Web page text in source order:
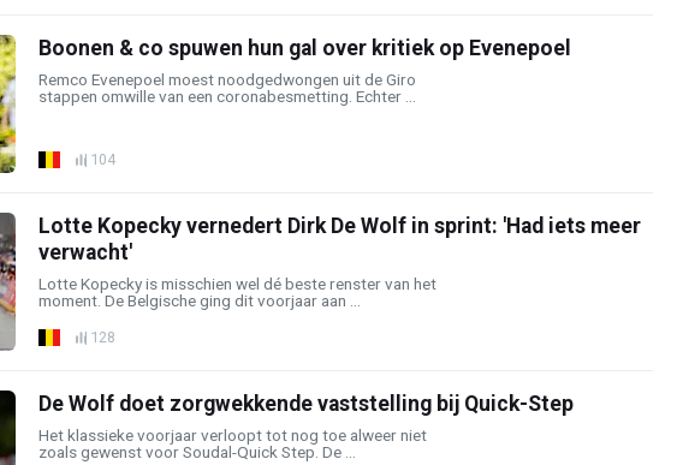
Boonen & co spuwen hun gal over kritiek op Evenepoel
Remco Evenepoel moest noodgedwongen uit de Giro
stappen omwille van een coronabesmetting. Echter ...
104
Lotte Kopecky vernedert Dirk De Wolf in sprint: 'Had iets meer
verwacht'
Lotte Kopecky is misschien wel dé beste renster van het
moment. De Belgische ging dit voorjaar aan ...
128
De Wolf doet zorgwekkende vaststelling bij Quick-Step
Het klassieke voorjaar verloopt tot nog toe alweer niet
zoals gewenst voor Soudal-Quick Step. De ...